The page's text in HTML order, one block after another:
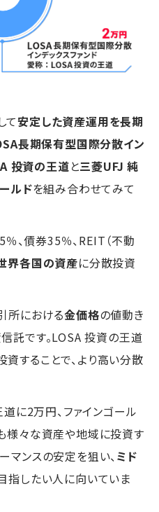
て安定した資産運用を長期
長期保有型国際分散イン
投資の王道と三菱UFJ 純
ルドを組み合わせてみて
、債券35％、REIT（不動
界各国の資産に分散投資
所における金価格の値動き
託です。LOSA 投資の王道
することで、より高い分散
に2万円、ファインゴール
様々な資産や地域に投資す
マンスの安定を狙い、ミド
指したい人に向いていま